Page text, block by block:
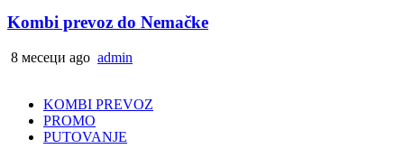
Kombi prevoz do Nemačke
8 месеци ago admin
KOMBI PREVOZ
PROMO
PUTOVANJE